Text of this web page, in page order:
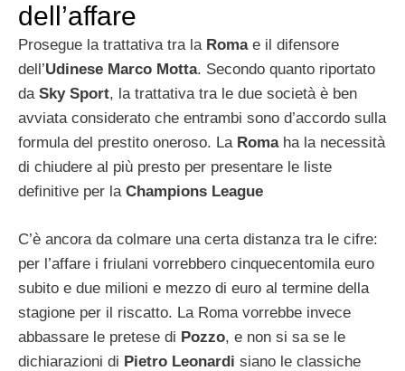
dell’affare
Prosegue la trattativa tra la Romae il difensore
dell’Udinese Marco Motta. Secondo quanto riportato
da Sky Sport, la trattativa tra le due società è ben
avviata considerato che entrambi sono d’accordo sulla
formula del prestito oneroso. La Romaha la necessità
di chiudere al più presto per presentare le liste
definitive per la Champions League
C’è ancora da colmare una certa distanza tra le cifre:
per l’affare i friulani vorrebbero cinquecentomila euro
subito e due milioni e mezzo di euro al termine della
stagione per il riscatto. La Roma vorrebbe invece
abbassare le pretese di Pozzo, e non si sa se le
dichiarazioni di Pietro Leonardi siano le classiche